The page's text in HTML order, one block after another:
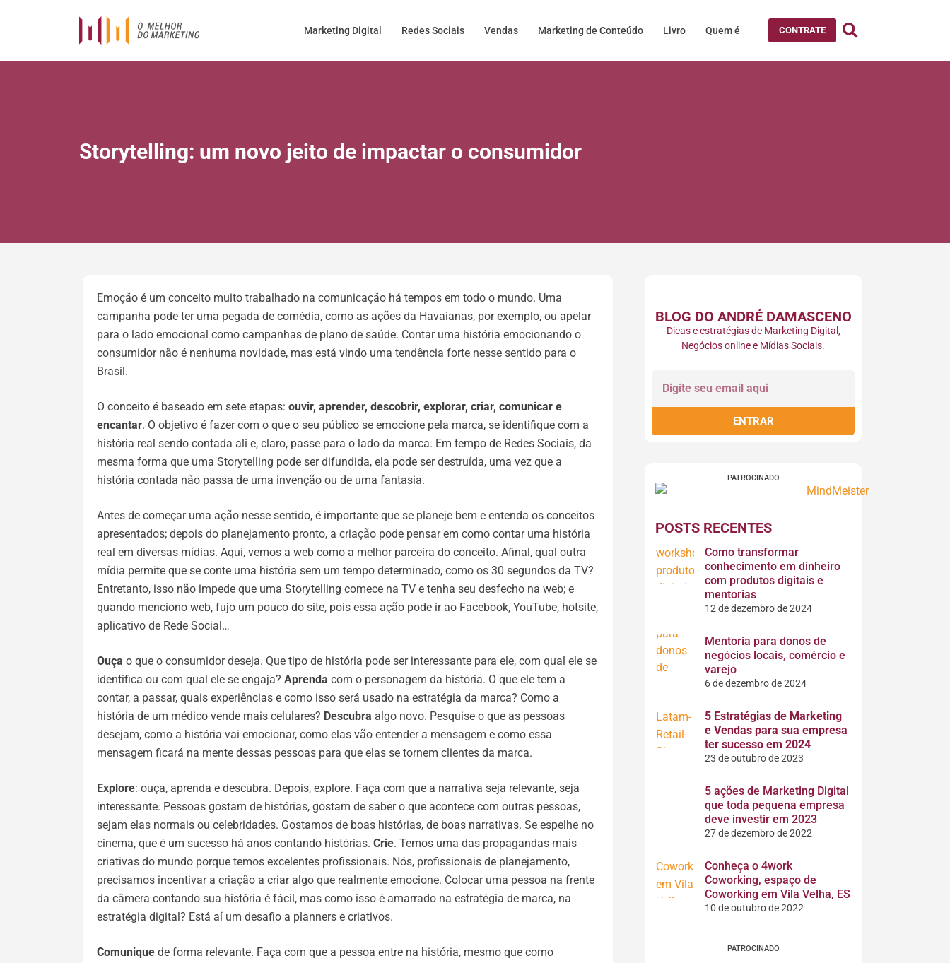
Marketing Digital Redes Sociais Vendas Marketing de Conteúdo Livro Quem é CONTRATE
Storytelling: um novo jeito de impactar o consumidor
Emoção é um conceito muito trabalhado na comunicação há tempos em todo o mundo. Uma
campanha pode ter uma pegada de comédia, como as ações da Havaianas, por exemplo, ou apelar
para o lado emocional como campanhas de plano de saúde. Contar uma história emocionando o
consumidor não é nenhuma novidade, mas está vindo uma tendência forte nesse sentido para o
Brasil.
O conceito é baseado em sete etapas: ouvir, aprender, descobrir, explorar, criar, comunicar e
encantar. O objetivo é fazer com o que o seu público se emocione pela marca, se identifique com a
história real sendo contada ali e, claro, passe para o lado da marca. Em tempo de Redes Sociais, da
mesma forma que uma Storytelling pode ser difundida, ela pode ser destruída, uma vez que a
história contada não passa de uma invenção ou de uma fantasia.
Antes de começar uma ação nesse sentido, é importante que se planeje bem e entenda os conceitos
apresentados; depois do planejamento pronto, a criação pode pensar em como contar uma história
real em diversas mídias. Aqui, vemos a web como a melhor parceira do conceito. Afinal, qual outra
mídia permite que se conte uma história sem um tempo determinado, como os 30 segundos da TV?
Entretanto, isso não impede que uma Storytelling comece na TV e tenha seu desfecho na web; e
quando menciono web, fujo um pouco do site, pois essa ação pode ir ao Facebook, YouTube, hotsite,
aplicativo de Rede Social…
Ouça o que o consumidor deseja. Que tipo de história pode ser interessante para ele, com qual ele se
identifica ou com qual ele se engaja? Aprenda com o personagem da história. O que ele tem a
contar, a passar, quais experiências e como isso será usado na estratégia da marca? Como a
história de um médico vende mais celulares? Descubra algo novo. Pesquise o que as pessoas
desejam, como a história vai emocionar, como elas vão entender a mensagem e como essa
mensagem ficará na mente dessas pessoas para que elas se tornem clientes da marca.
Explore: ouça, aprenda e descubra. Depois, explore. Faça com que a narrativa seja relevante, seja
interessante. Pessoas gostam de histórias, gostam de saber o que acontece com outras pessoas,
sejam elas normais ou celebridades. Gostamos de boas histórias, de boas narrativas. Se espelhe no
cinema, que é um sucesso há anos contando histórias. Crie. Temos uma das propagandas mais
criativas do mundo porque temos excelentes profissionais. Nós, profissionais de planejamento,
precisamos incentivar a criação a criar algo que realmente emocione. Colocar uma pessoa na frente
da câmera contando sua história é fácil, mas como isso é amarrado na estratégia de marca, na
estratégia digital? Está aí um desafio a planners e criativos.
Comunique de forma relevante. Faça com que a pessoa entre na história, mesmo que como
BLOG DO ANDRÉ DAMASCENO​
Dicas e estratégias de Marketing Digital,
Negócios online e Mídias Sociais.
ENTRAR
PATROCINADO
POSTS RECENTES
Como transformar
conhecimento em dinheiro
com produtos digitais e
mentorias
12 de dezembro de 2024
Mentoria para donos de
negócios locais, comércio e
varejo
6 de dezembro de 2024
5 Estratégias de Marketing
e Vendas para sua empresa
ter sucesso em 2024
23 de outubro de 2023
5 ações de Marketing Digital
que toda pequena empresa
deve investir em 2023
27 de dezembro de 2022
Conheça o 4work
Coworking, espaço de
Coworking em Vila Velha, ES
10 de outubro de 2022
PATROCINADO